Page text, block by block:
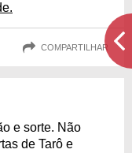
COMPARTILHAR
e sorte. Não
de Tarô e